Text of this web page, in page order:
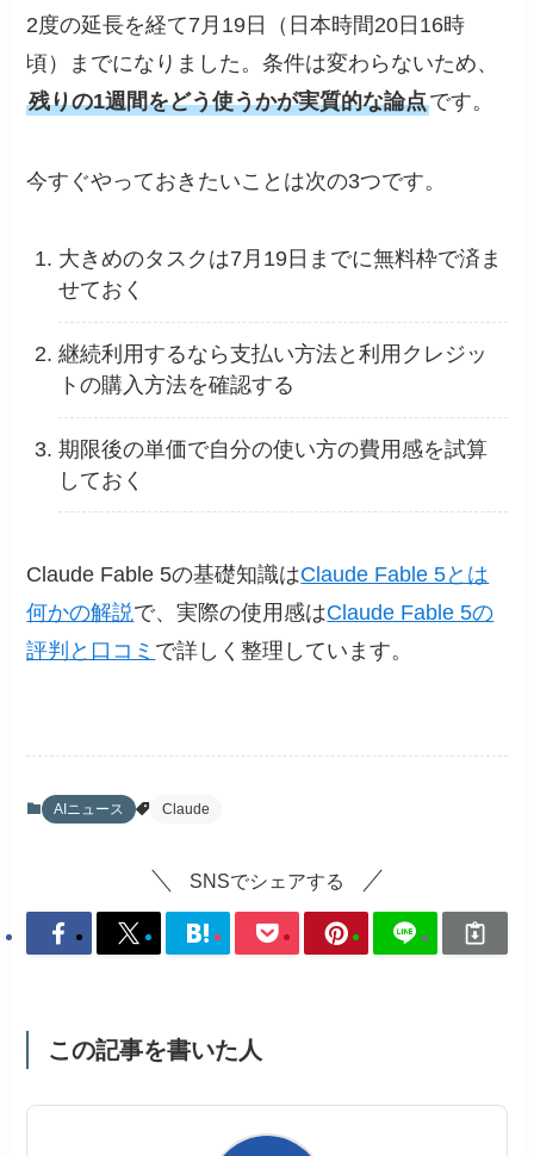
2度の延長を経て7月19日（日本時間20日16時
頃）までになりました。条件は変わらないため、
残りの1週間をどう使うかが実質的な論点です。
今すぐやっておきたいことは次の3つです。
大きめのタスクは7月19日までに無料枠で済ま
せておく
継続利用するなら支払い方法と利用クレジッ
トの購入方法を確認する
期限後の単価で自分の使い方の費用感を試算
しておく
Claude Fable 5の基礎知識はClaude Fable 5とは
何かの解説で、実際の使用感はClaude Fable 5の
評判と口コミ で詳しく整理しています。
AIニュース Claude
SNSでシェアする
この記事を書いた人